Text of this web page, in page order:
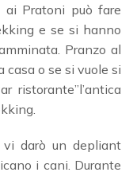
Pratoni può fare
e se si hanno
Pranzo al
casa o se si vuole si
ristorante”l’antica
vi darò un depliant
i cani. Durante